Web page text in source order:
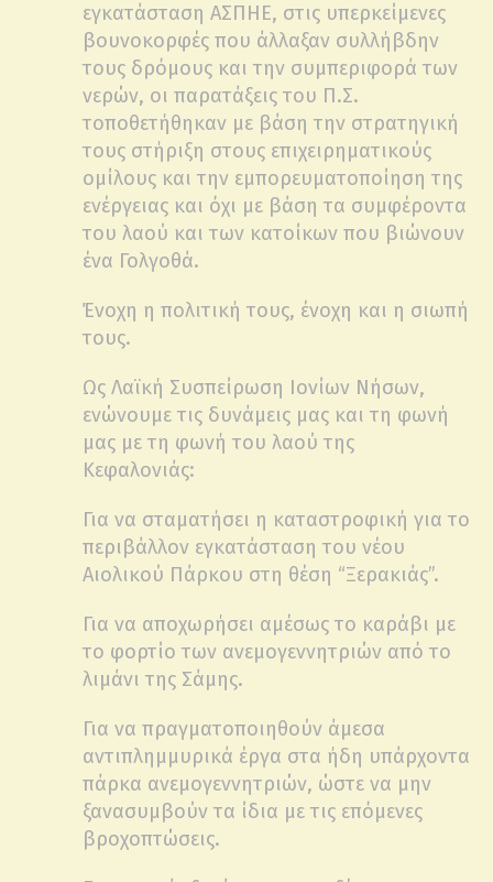
εγκατάσταση ΑΣΠΗΕ, στις υπερκείμενες
βουνοκορφές που άλλαξαν συλλήβδην
τους δρόμους και την συμπεριφορά των
νερών, οι παρατάξεις του Π.Σ.
τοποθετήθηκαν με βάση την στρατηγική
τους στήριξη στους επιχειρηματικούς
ομίλους και την εμπορευματοποίηση της
ενέργειας και όχι με βάση τα συμφέροντα
του λαού και των κατοίκων που βιώνουν
ένα Γολγοθά.
Ένοχη η πολιτική τους, ένοχη και η σιωπή
τους.
Ως Λαϊκή Συσπείρωση Ιονίων Νήσων,
ενώνουμε τις δυνάμεις μας και τη φωνή
μας με τη φωνή του λαού της
Κεφαλονιάς:
Για να σταματήσει η καταστροφική για το
περιβάλλον εγκατάσταση του νέου
Αιολικού Πάρκου στη θέση “Ξερακιάς”.
Για να αποχωρήσει αμέσως το καράβι με
το φορτίο των ανεμογεννητριών από το
λιμάνι της Σάμης.
Για να πραγματοποιηθούν άμεσα
αντιπλημμυρικά έργα στα ήδη υπάρχοντα
πάρκα ανεμογεννητριών, ώστε να μην
ξανασυμβούν τα ίδια με τις επόμενες
βροχοπτώσεις.